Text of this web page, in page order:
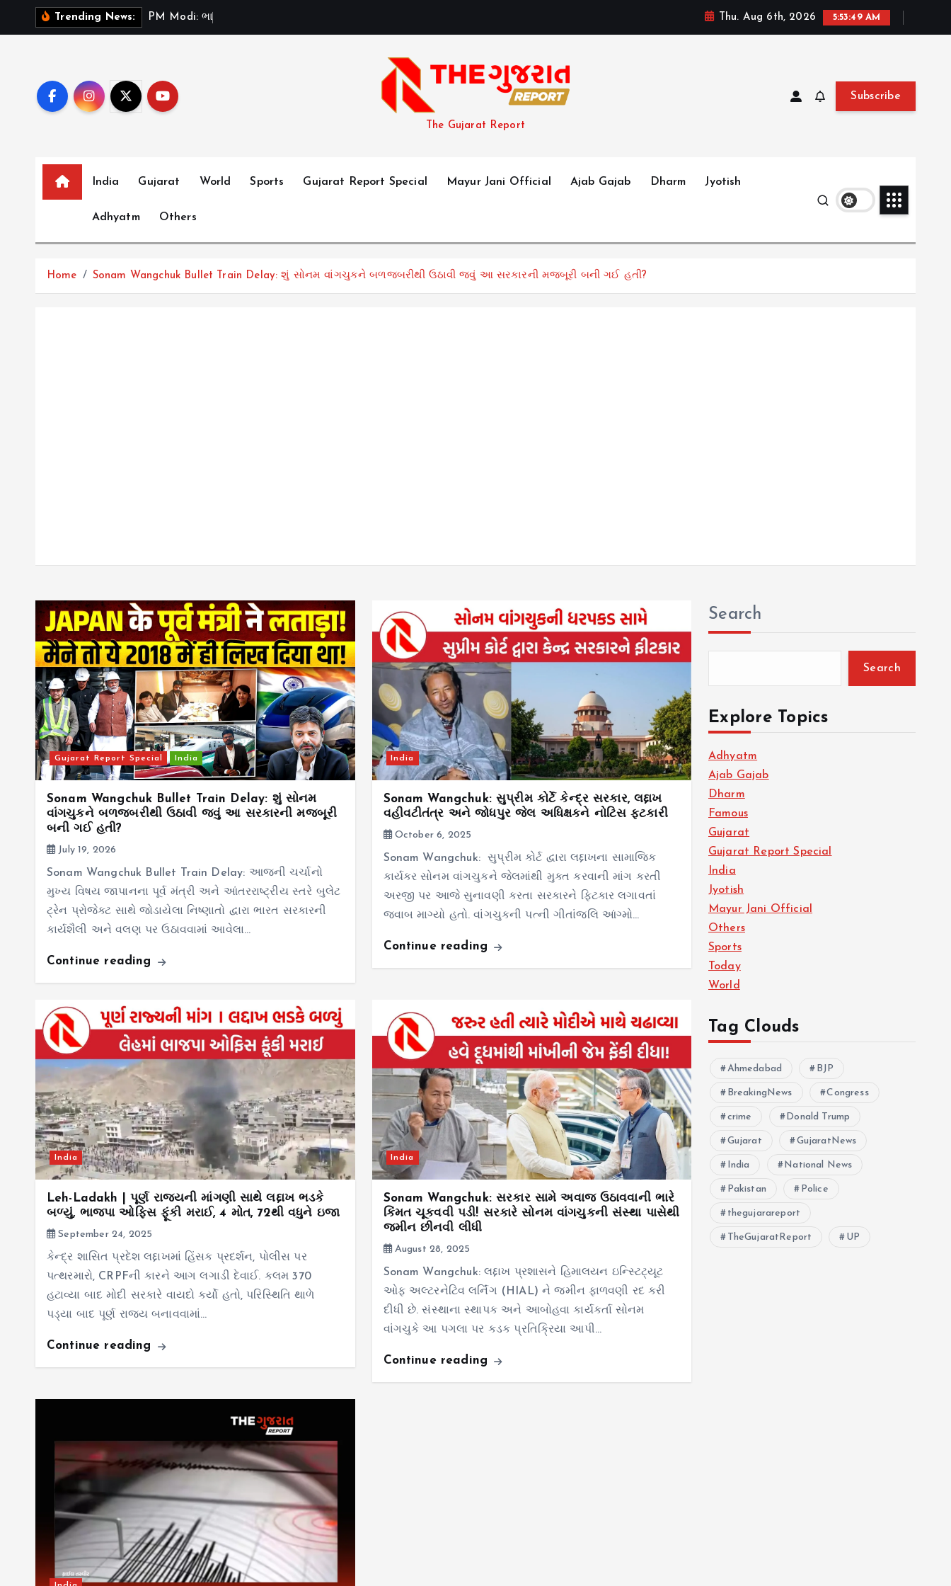
Trending News: P M M o d i: ભ Thu. Aug 6th, 2026 5:53:50 AM
The Gujarat Report
Subscribe
India Gujarat World Sports Gujarat Report Special Mayur Jani Official Ajab Gajab Dharm Jyotish
Adhyatm Others
Home Sonam Wangchuk Bullet Train Delay: શું સોનમ વાંગચુકને બળજબરીથી ઉઠાવી જવું આ સરકારની મજબૂરી બની ગઈ હતી?
Gujarat Report Special India
Sonam Wangchuk Bullet Train Delay: શું સોનમ
વાંગચુકને બળજબરીથી ઉઠાવી જવું આ સરકારની મજબૂરી
બની ગઈ હતી?
July 19, 2026
Sonam Wangchuk Bullet Train Delay: આજની ચર્ચાનો
મુખ્ય વિષય જાપાનના પૂર્વ મંત્રી અને આંતરરાષ્ટ્રીય સ્તરે બુલેટ
ટ્રેન પ્રોજેક્ટ સાથે જોડાયેલા નિષ્ણાતો દ્વારા ભારત સરકારની
કાર્યશૈલી અને વલણ પર ઉઠાવવામાં આવેલા…
Continue reading
India
Sonam Wangchuk: સુપ્રીમ કોર્ટે કેન્દ્ર સરકાર, લદ્દાખ
વહીવટીતંત્ર અને જોધપુર જેલ અધિક્ષકને નોટિસ ફટકારી
October 6, 2025
Sonam Wangchuk: સુપ્રીમ કોર્ટ દ્વારા લદ્દાખના સામાજિક
કાર્યકર સોનમ વાંગચુકને જેલમાંથી મુક્ત કરવાની માંગ કરતી
અરજી પર આજે સુનાવણી કરતા સરકારને ફિટકાર લગાવતાં
જવાબ માગ્યો હતો. વાંગચુકની પત્ની ગીતાંજલિ આંગ્મો…
Continue reading
India
Leh-Ladakh | પૂર્ણ રાજ્યની માંગણી સાથે લદ્દાખ ભડકે
બળ્યું, ભાજપા ઓફિસ ફૂંકી મરાઈ, 4 મોત, 72થી વધુને ઇજા
September 24, 2025
કેન્દ્ર શાસિત પ્રદેશ લદ્દાખમાં હિંસક પ્રદર્શન, પોલીસ પર
પત્થરમારો, CRPFની કારને આગ લગાડી દેવાઈ. કલમ 370
હટાવ્યા બાદ મોદી સરકારે વાયદો કર્યો હતો, પરિસ્થિતિ થાળે
પડ્યા બાદ પૂર્ણ રાજ્ય બનાવવામાં…
Continue reading
India
Sonam Wangchuk: સરકાર સામે અવાજ ઉઠાવવાની ભારે
કિંમત ચૂકવવી પડી! સરકારે સોનમ વાંગચુકની સંસ્થા પાસેથી
જમીન છીનવી લીધી
August 28, 2025
Sonam Wangchuk: લદ્દાખ પ્રશાસને હિમાલયન ઇન્સ્ટિટ્યૂટ
ઓફ અલ્ટરનેટિવ લર્નિંગ (HIAL) ને જમીન ફાળવણી રદ કરી
દીધી છે. સંસ્થાના સ્થાપક અને આબોહવા કાર્યકર્તા સોનમ
વાંગચુકે આ પગલા પર કડક પ્રતિક્રિયા આપી…
Continue reading
Search
Search
Explore Topics
Adhyatm
Ajab Gajab
Dharm
Famous
Gujarat
Gujarat Report Special
India
Jyotish
Mayur Jani Official
Others
Sports
Today
World
Tag Clouds
Ahmedabad BJP
BreakingNews Congress
crime Donald Trump
Gujarat GujaratNews
India National News
Pakistan Police
thegujarareport
TheGujaratReport UP